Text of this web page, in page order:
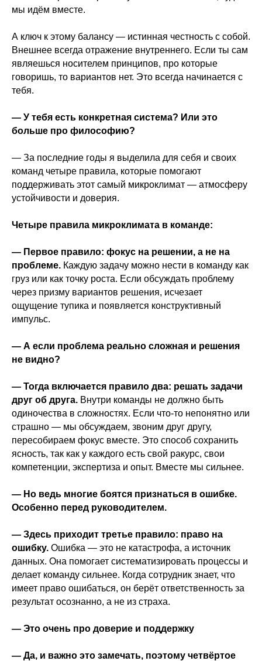
мы идём вместе.
А ключ к этому балансу — истинная честность с собой.
Внешнее всегда отражение внутреннего. Если ты сам
являешься носителем принципов, про которые
говоришь, то вариантов нет. Это всегда начинается с
тебя.
— У тебя есть конкретная система? Или это
больше про философию?
— За последние годы я выделила для себя и своих
команд четыре правила, которые помогают
поддерживать этот самый микроклимат — атмосферу
устойчивости и доверия.
Четыре правила микроклимата в команде:
— Первое правило: фокус на решении, а не на
проблеме. Каждую задачу можно нести в команду как
груз или как точку роста. Если обсуждать проблему
через призму вариантов решения, исчезает
ощущение тупика и появляется конструктивный
импульс.
— А если проблема реально сложная и решения
не видно?
— Тогда включается правило два: решать задачи
друг об друга. Внутри команды не должно быть
одиночества в сложностях. Если что-то непонятно или
страшно — мы обсуждаем, звоним друг другу,
пересобираем фокус вместе. Это способ сохранить
ясность, так как у каждого есть свой ракурс, свои
компетенции, экспертиза и опыт. Вместе мы сильнее.
— Но ведь многие боятся признаться в ошибке.
Особенно перед руководителем.
— Здесь приходит третье правило: право на
ошибку. Ошибка — это не катастрофа, а источник
данных. Она помогает систематизировать процессы и
делает команду сильнее. Когда сотрудник знает, что
имеет право ошибаться, он берёт ответственность за
результат осознанно, а не из страха.
— Это очень про доверие и поддержку
— Да, и важно это замечать, поэтому четвёртое